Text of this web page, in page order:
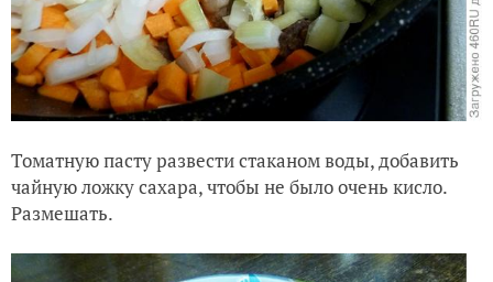
Томатную пасту развести стаканом воды, добавить
чайную ложку сахара, чтобы не было очень кисло.
Размешать.